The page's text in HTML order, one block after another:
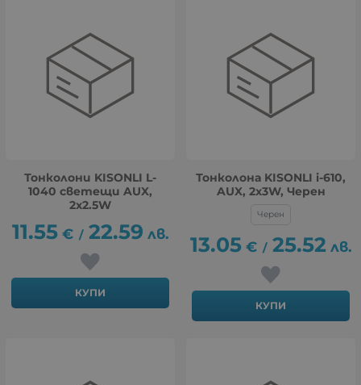
Тонколони KISONLI L-
1040 светещи AUX,
2x2.5W
11.55 € / 22.59 лв.
КУПИ
Тонколона KISONLI i-610,
AUX, 2x3W, Черен
Черен
13.05 € / 25.52 лв.
КУПИ